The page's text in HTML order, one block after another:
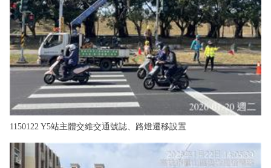
1150122 Y5站主體交維交通號誌、路燈遷移設置